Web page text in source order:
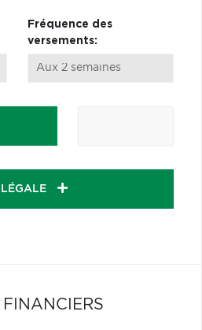
Fréquence des
versements:
LÉGALE
FINANCIERS